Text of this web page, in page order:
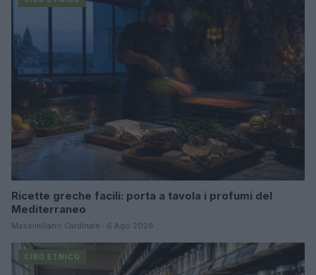
Ricette greche facili: porta a tavola i profumi del
Mediterraneo
Massimiliano Cardinale · 6 Ago 2026
CIBO ETNICO